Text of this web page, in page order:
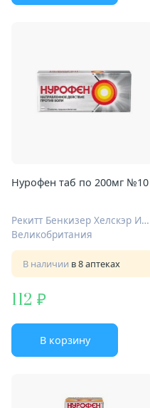
Нурофен таб по 200мг №10
Рекитт Бенкизер Хелскэр Интернешнл Лтд
Великобритания
В наличии в 8 аптеках
112
В корзину